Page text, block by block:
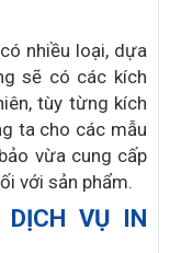
nhiều loại, dựa
sẽ có các kích
tùy từng kích
ta cho các mẫu
vừa cung cấp
với sản phẩm.
DỊCH VỤ IN